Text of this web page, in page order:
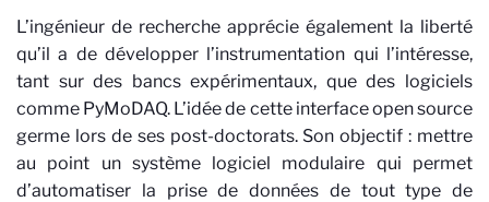
L’ingénieur de recherche apprécie également la liberté
qu’il a de développer l’instrumentation qui l’intéresse,
tant sur des bancs expérimentaux, que des logiciels
comme PyMoDAQ. L’idée de cette interface open source
germe lors de ses post-doctorats. Son objectif : mettre
au point un système logiciel modulaire qui permet
d’automatiser la prise de données de tout type de